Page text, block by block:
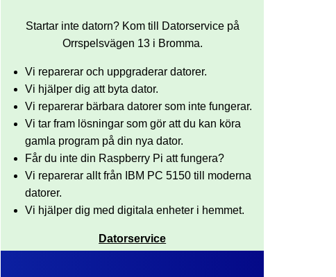
Startar inte datorn? Kom till Datorservice på
Orrspelsvägen 13 i Bromma.
Vi reparerar och uppgraderar datorer.
Vi hjälper dig att byta dator.
Vi reparerar bärbara datorer som inte fungerar.
Vi tar fram lösningar som gör att du kan köra
gamla program på din nya dator.
Får du inte din Raspberry Pi att fungera?
Vi reparerar allt från IBM PC 5150 till moderna
datorer.
Vi hjälper dig med digitala enheter i hemmet.
Datorservice